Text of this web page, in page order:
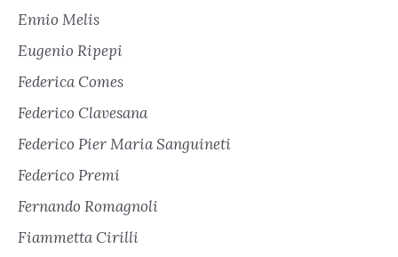
Ennio Melis
Eugenio Ripepi
Federica Comes
Federico Clavesana
Federico Pier Maria Sanguineti
Federico Premi
Fernando Romagnoli
Fiammetta Cirilli